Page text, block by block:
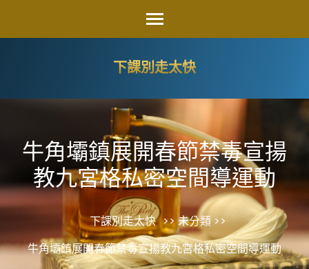
下課別走太快
牛角壩鎮展開春節禁毒宣揚
教九宮格私密空間導運動
下課別走太快 >> 未分類 >>
牛角壩鎮展開春節禁毒宣揚教九宮格私密空間導運動